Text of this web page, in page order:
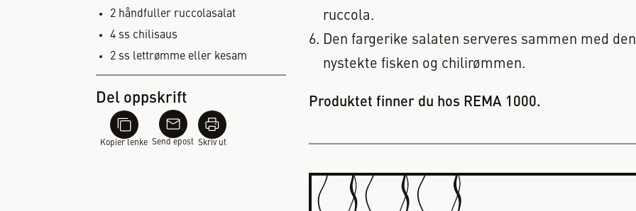
2 håndfuller ruccolasalat
4 ss chilisaus
2 ss lettrømme eller kesam
Del oppskrift
Kopier lenke Send epost Skriv ut
ruccola.
Den fargerike salaten serveres sammen med den
nystekte fisken og chilirømmen.
Produktet finner du hos REMA 1000.